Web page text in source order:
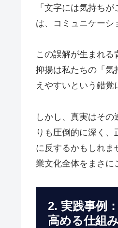
「文字には気持ち
は、コミュニケーシ
この誤解が生まれる
抑揚は私たちの「気
えやすいという錯覚
しかし、真実はそ
りも圧倒的に深く
に反するかもしれま
業文化全体をまさに
2. 実践事例
高める仕組み